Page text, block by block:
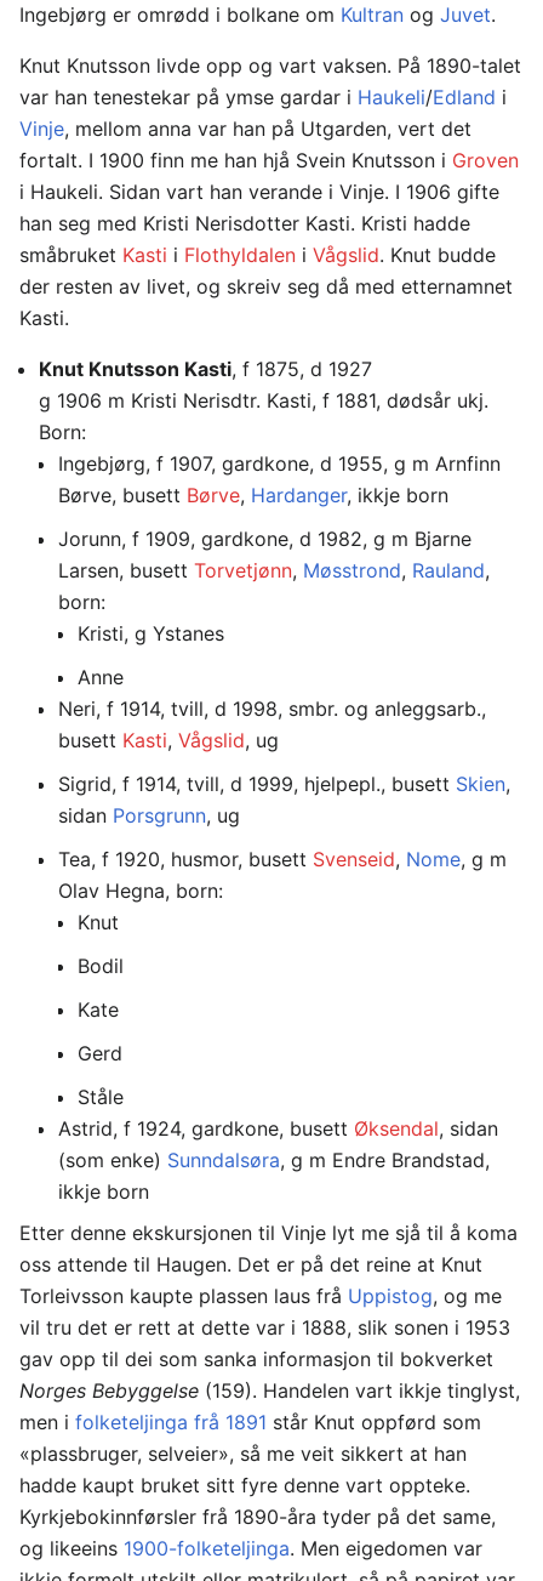
Ingebjørg er omrødd i bolkane om Kultran og Juvet.
Knut Knutsson livde opp og vart vaksen. På 1890-talet
var han tenestekar på ymse gardar i Haukeli/Edland i
Vinje, mellom anna var han på Utgarden, vert det
fortalt. I 1900 finn me han hjå Svein Knutsson i Groven
i Haukeli. Sidan vart han verande i Vinje. I 1906 gifte
han seg med Kristi Nerisdotter Kasti. Kristi hadde
småbruket Kasti i Flothyldalen i Vågslid. Knut budde
der resten av livet, og skreiv seg då med etternamnet
Kasti.
Knut Knutsson Kasti, f 1875, d 1927
g 1906 m Kristi Nerisdtr. Kasti, f 1881, dødsår ukj.
Born:
Ingebjørg, f 1907, gardkone, d 1955, g m Arnfinn
Børve, busett Børve, Hardanger, ikkje born
Jorunn, f 1909, gardkone, d 1982, g m Bjarne
Larsen, busett Torvetjønn, Møsstrond, Rauland,
born:
Kristi, g Ystanes
Anne
Neri, f 1914, tvill, d 1998, smbr. og anleggsarb.,
busett Kasti, Vågslid, ug
Sigrid, f 1914, tvill, d 1999, hjelpepl., busett Skien,
sidan Porsgrunn, ug
Tea, f 1920, husmor, busett Svenseid, Nome, g m
Olav Hegna, born:
Knut
Bodil
Kate
Gerd
Ståle
Astrid, f 1924, gardkone, busett Øksendal, sidan
(som enke) Sunndalsøra, g m Endre Brandstad,
ikkje born
Etter denne ekskursjonen til Vinje lyt me sjå til å koma
oss attende til Haugen. Det er på det reine at Knut
Torleivsson kaupte plassen laus frå Uppistog, og me
vil tru det er rett at dette var i 1888, slik sonen i 1953
gav opp til dei som sanka informasjon til bokverket
Norges Bebyggelse (159). Handelen vart ikkje tinglyst,
men i folketeljinga frå 1891 står Knut oppførd som
«plassbruger, selveier», så me veit sikkert at han
hadde kaupt bruket sitt fyre denne vart oppteke.
Kyrkjebokinnførsler frå 1890-åra tyder på det same,
og likeeins 1900-folketeljinga. Men eigedomen var